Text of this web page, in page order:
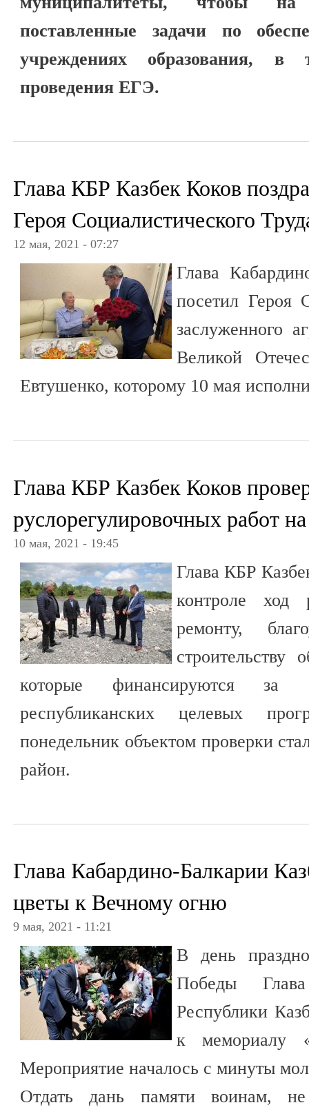
поставленные задачи по
учреждениях образования,
проведения ЕГЭ.
Глава КБР Казбек Коков
Героя Социалистического
12 мая, 2021 - 07:27
Глава
посетил Героя
заслуженного
Великой
Евтушенко, которому 10 мая
Глава КБР Казбек Коков
руслорегулировочных работ
10 мая, 2021 - 19:45
Глава КБР
контроле ход
ремонту,
строительству
которые финансируются за
республиканских целевых
понедельник объектом проверки
район.
Глава Кабардино-Балкарии
цветы к Вечному огню
9 мая, 2021 - 11:21
В день
Победы Глава
Республики
к мемориалу
Мероприятие началось с минуты
Отдать дань памяти воинам,